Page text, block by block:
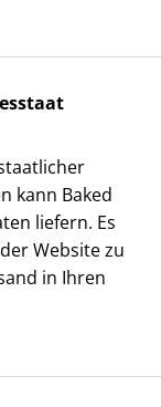
kann Baked
liefern. Es
Website zu
in Ihren